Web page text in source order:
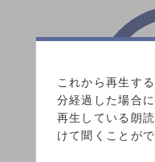
これから再生す
分経過した場合
再生している朗
けて聞くことがで